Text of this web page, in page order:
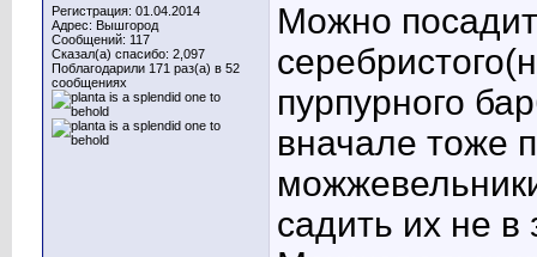
Регистрация: 01.04.2014
Адрес: Вышгород
Сообщений: 117
Сказал(а) спасибо: 2,097
Поблагодарили 171 раз(а) в 52
сообщениях
Можно
пурпурного
вначале тоже
садить их не